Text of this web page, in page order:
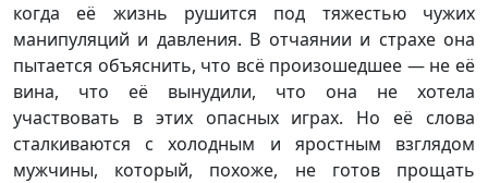
когда её жизнь рушится под тяжестью чужих
манипуляций и давления. В отчаянии и страхе она
пытается объяснить, что всё произошедшее — не её
вина, что её вынудили, что она не хотела
участвовать в этих опасных играх. Но её слова
сталкиваются с холодным и яростным взглядом
мужчины, который, похоже, не готов прощать